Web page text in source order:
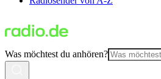
Was möchtest du anhören?